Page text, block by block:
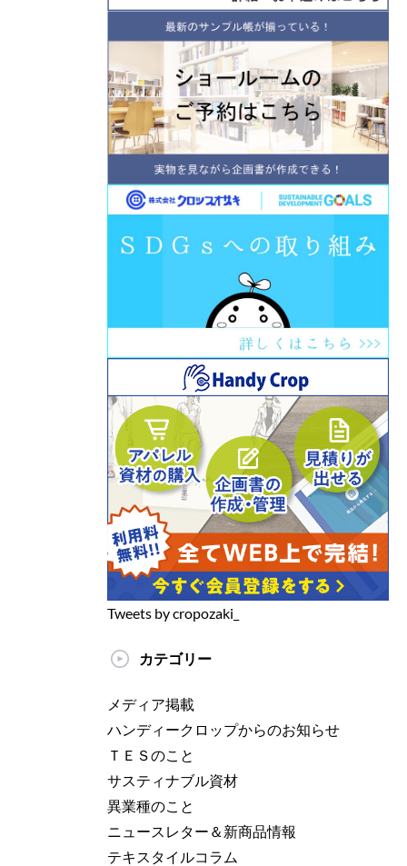
Tweets by cropozaki_
カテゴリー
メディア掲載
ハンディークロップからのお知らせ
ＴＥＳのこと
サスティナブル資材
異業種のこと
ニュースレター＆新商品情報
テキスタイルコラム